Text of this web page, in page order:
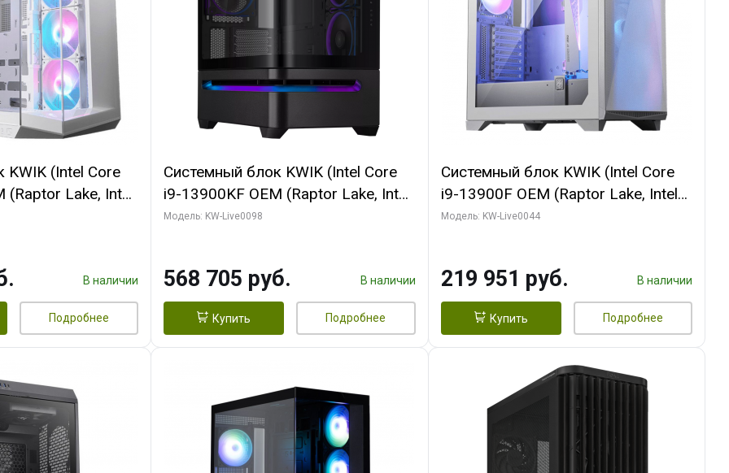
KWIK (Intel Core
(Raptor Lake, Intel
32 ГБ ОЗУ (2
В наличии
Подробнее
Системный блок KWIK (Intel Core
i9-13900KF OEM (Raptor Lake, Intel
7, C24 16EC/8P/ 16 ГБ ОЗУ (2
Turbo/ 512 ГБ SSD)
Модель: KW-Live0098
568 705 руб. В наличии
Купить Подробнее
Системный блок KWIK (Intel Core
i9-13900F OEM (Raptor Lake, Intel
7, Efficient-co/ 32 ГБ ОЗУ (2
HD/ 512 ГБ SSD)
Модель: KW-Live0044
219 951 руб. В наличии
Купить Подробнее